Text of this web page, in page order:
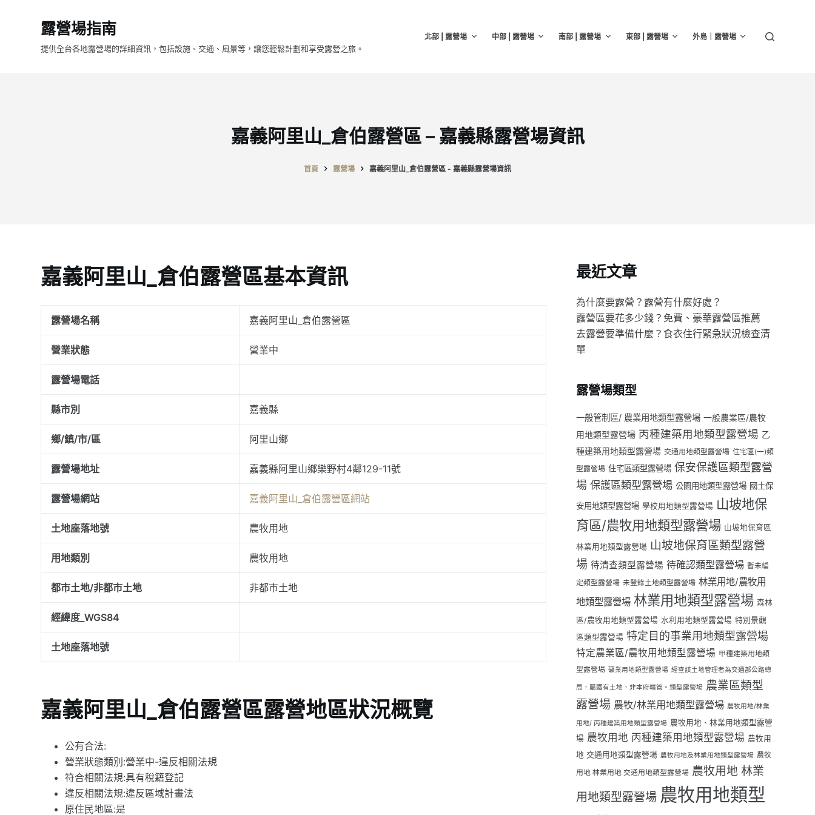
露營場指南
提供全台各地露營場的詳細資訊，包括設施、交通、風景等，讓您輕鬆計劃和享受露營之旅。
北部 | 露營場 中部 | 露營場 南部 | 露營場 東部 | 露營場 外島｜露營場
嘉義阿里山_倉伯露營區 – 嘉義縣露營場資訊
首頁 露營場 嘉義阿里山_倉伯露營區 - 嘉義縣露營場資訊
嘉義阿里山_倉伯露營區基本資訊
露營場名稱 嘉義阿里山_倉伯露營區
營業狀態 營業中
露營場電話
縣市別 嘉義縣
鄉/鎮/市/區 阿里山鄉
露營場地址 嘉義縣阿里山鄉樂野村4鄰129-11號
露營場網站 嘉義阿里山_倉伯露營區網站
土地座落地號 農牧用地
用地類別 農牧用地
都市土地/非都市土地 非都市土地
經緯度_WGS84
土地座落地號
嘉義阿里山_倉伯露營區露營地區狀況概覽
公有合法:
營業狀態類別:營業中-違反相關法規
符合相關法規:具有稅籍登記
違反相關法規:違反區域計畫法
原住民地區:是
最近文章
為什麼要露營？露營有什麼好處？
露營區要花多少錢？免費、豪華露營區推薦
去露營要準備什麼？食衣住行緊急狀況檢查清
單
露營場類型
一般管制區/ 農業用地類型露營場 一般農業區/農牧
用地類型露營場 丙種建築用地類型露營場 乙
種建築用地類型露營場 交通用地類型露營場 住宅區(一)類
型露營場 住宅區類型露營場 保安保護區類型露營
場 保護區類型露營場 公園用地類型露營場 國土保
安用地類型露營場 學校用地類型露營場 山坡地保
育區/農牧用地類型露營場 山坡地保育區
林業用地類型露營場 山坡地保育區類型露營
場 待清查類型露營場 待確認類型露營場 暫未編
定類型露營場 未登錄土地類型露營場 林業用地/農牧用
地類型露營場 林業用地類型露營場 森林
區/農牧用地類型露營場 水利用地類型露營場 特別景觀
區類型露營場 特定目的事業用地類型露營場
特定農業區/農牧用地類型露營場 甲種建築用地類
型露營場 礦業用地類型露營場 經查該土地管理者為交通部公路總
局，屬國有土地，非本府轄管。類型露營場 農業區類型
露營場 農牧/林業用地類型露營場 農牧用地/林業
用地/ 丙種建築用地類型露營場 農牧用地、林業用地類型露營
場 農牧用地 丙種建築用地類型露營場 農牧用
地 交通用地類型露營場 農牧用地及林業用地類型露營場 農牧
用地 林業用地 交通用地類型露營場 農牧用地 林業
用地類型露營場 農牧用地類型